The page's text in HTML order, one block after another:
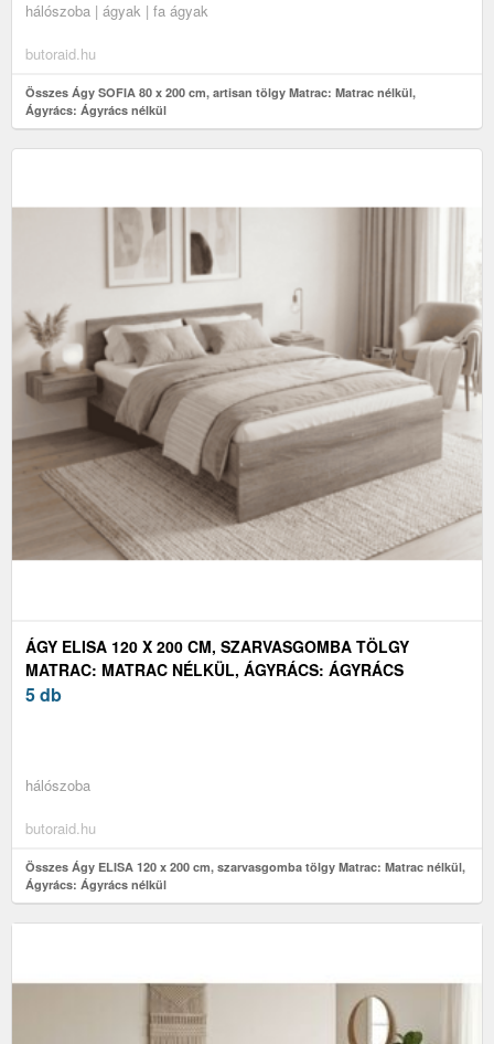
hálószoba | ágyak | fa ágyak
butoraid.hu
Összes Ágy SOFIA 80 x 200 cm, artisan tölgy Matrac: Matrac nélkül,
Ágyrács: Ágyrács nélkül
ÁGY ELISA 120 X 200 CM, SZARVASGOMBA TÖLGY
MATRAC: MATRAC NÉLKÜL, ÁGYRÁCS: ÁGYRÁCS
NÉLKÜL
5 db
hálószoba
butoraid.hu
Összes Ágy ELISA 120 x 200 cm, szarvasgomba tölgy Matrac: Matrac nélkül,
Ágyrács: Ágyrács nélkül